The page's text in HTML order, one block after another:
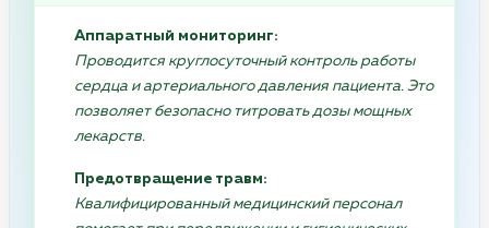
Аппаратный мониторинг:
Проводится круглосуточный контроль работы
сердца и артериального давления пациента. Это
позволяет безопасно титровать дозы мощных
лекарств.
Предотвращение травм:
Квалифицированный медицинский персонал